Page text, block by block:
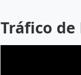
Tráfico de